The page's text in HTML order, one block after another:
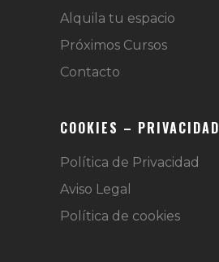
Alquila tu espacio
Próximos Cursos
Contacto
COOKIES – PRIVACIDAD
Política de Privacidad
Aviso Legal
Política de cookies